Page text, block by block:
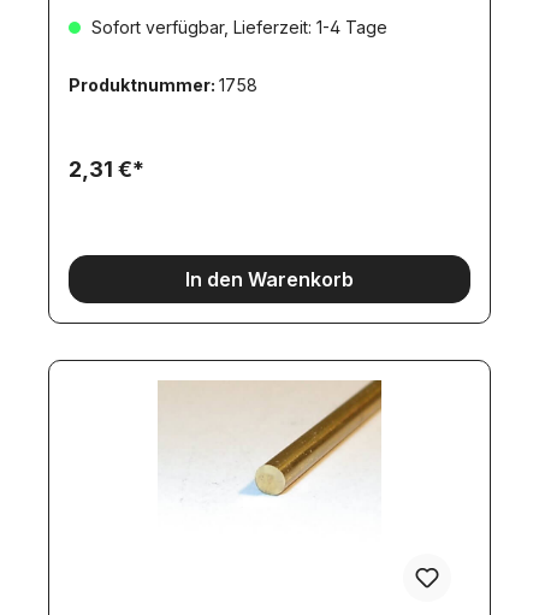
erfordert aufgrund seine Länge den Versand als
Sofort verfügbar, Lieferzeit: 1-4 Tage
Produktnummer: 1758
2,31 €*
In den Warenkorb